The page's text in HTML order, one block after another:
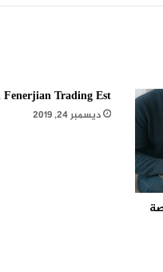
Trading Est
ديسمبر 24, 2019